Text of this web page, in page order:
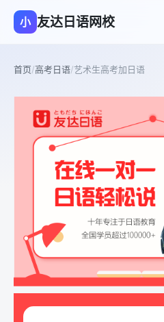
小 友达日语网校
首页/高考日语/艺术生高考加日语